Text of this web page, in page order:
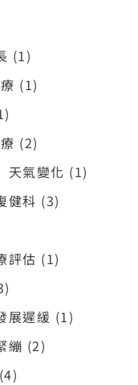
(1)
(1)
(2)
天氣變化 (1)
健科 (3)
評估 (1)
展遲緩 (1)
繃 (2)
(4)